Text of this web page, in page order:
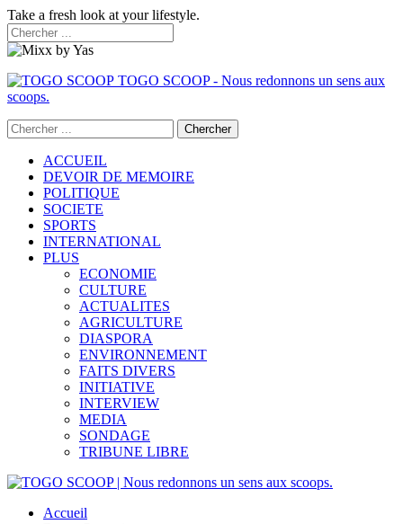
Take a fresh look at your lifestyle.
TOGO SCOOP - Nous redonnons un sens aux
scoops.
ACCUEIL
DEVOIR DE MEMOIRE
POLITIQUE
SOCIETE
SPORTS
INTERNATIONAL
PLUS
ECONOMIE
CULTURE
ACTUALITES
AGRICULTURE
DIASPORA
ENVIRONNEMENT
FAITS DIVERS
INITIATIVE
INTERVIEW
MEDIA
SONDAGE
TRIBUNE LIBRE
Accueil